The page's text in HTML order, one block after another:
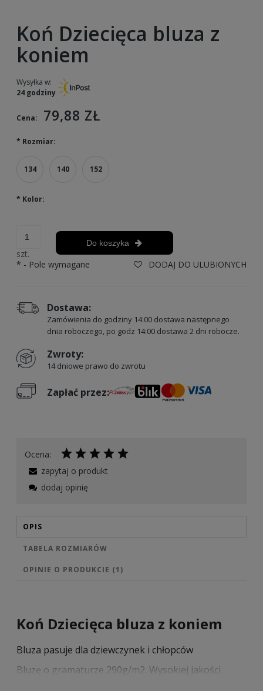
Koń Dziecięca bluza z
koniem
Wysyłka w:
24 godziny
Cena: 79,88 ZŁ
* Rozmiar:
134 140 152
* Kolor:
szt.
Do koszyka
DODAJ DO ULUBIONYCH
* - Pole wymagane
Dostawa:
Zamówienia do godziny 14:00 dostawa następnego
dnia roboczego, po godz 14:00 dostawa 2 dni robocze.
Zwroty:
14 dniowe prawo do zwrotu
Zapłać przez:
Ocena:
zapytaj o produkt
dodaj opinię
OPIS
TABELA ROZMIARÓW
OPINIE O PRODUKCIE (1)
Koń Dziecięca bluza z koniem
Bluza pasuje dla dziewczynek i chłopców
Bluzę o gramaturze 290g/m2. Wysokiej jakości